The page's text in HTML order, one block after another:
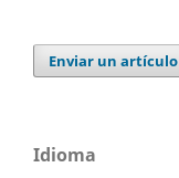
Enviar un artículo
Idioma